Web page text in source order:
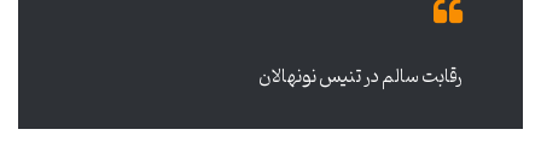
رقابت سالم در تنیس نونهالان